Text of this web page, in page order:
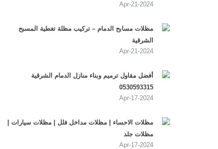
2024-Apr-21
مظلات مسابح الدمام – تركيب مظلة تغطية المسبح
الشرقية
2024-Apr-21
أفضل مقاول ترميم وبناء منازل الدمام الشرقية
0530593315
2024-Apr-17
مظلات الاحساء | مظلات مداخل فلل | مظلات سيارات |
مظلات جلد
2024-Apr-17